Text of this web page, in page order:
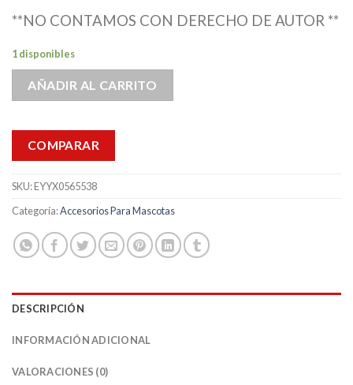
**NO CONTAMOS CON DERECHO DE AUTOR **
1 disponibles
AÑADIR AL CARRITO
COMPARAR
SKU:EYYX0565538
Categoría:Accesorios Para Mascotas
DESCRIPCIÓN
INFORMACIÓN ADICIONAL
VALORACIONES (0)